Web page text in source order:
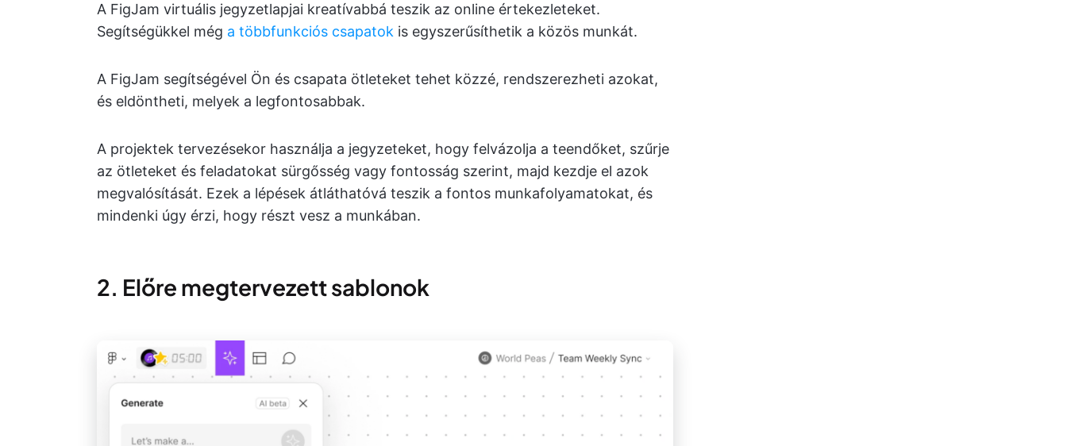
A FigJam virtuális jegyzetlapjai kreatívabbá teszik az online értekezleteket.
Segítségükkel még a többfunkciós csapatok is egyszerűsíthetik a közös munkát.
A FigJam segítségével Ön és csapata ötleteket tehet közzé, rendszerezheti azokat,
és eldöntheti, melyek a legfontosabbak.
A projektek tervezésekor használja a jegyzeteket, hogy felvázolja a teendőket, szűrje
az ötleteket és feladatokat sürgősség vagy fontosság szerint, majd kezdje el azok
megvalósítását. Ezek a lépések átláthatóvá teszik a fontos munkafolyamatokat, és
mindenki úgy érzi, hogy részt vesz a munkában.
2. Előre megtervezett sablonok